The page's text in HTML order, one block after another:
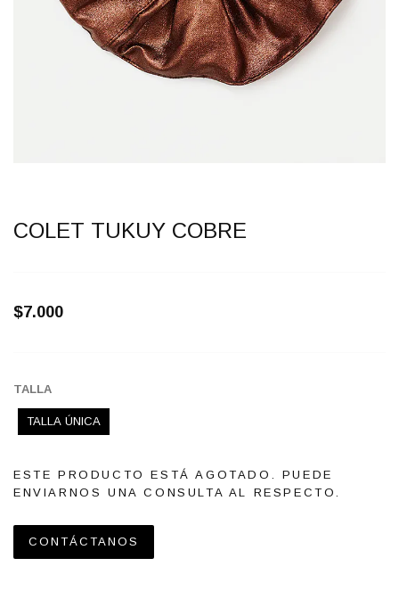
COLET TUKUY COBRE
$7.000
TALLA
TALLA ÚNICA
ESTE PRODUCTO ESTÁ AGOTADO. PUEDE
ENVIARNOS UNA CONSULTA AL RESPECTO.
CONTÁCTANOS